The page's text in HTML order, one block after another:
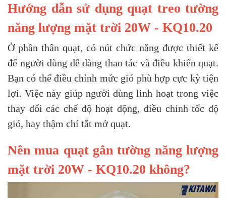
Hướng dẫn sử dụng quạt treo tường
năng lượng mặt trời 20W - KQ10.20
Ở phần thân quạt, có nút chức năng được thiết kế
để người dùng dễ dàng thao tác và điều khiển quạt.
Bạn có thể điều chỉnh mức gió phù hợp cực kỳ tiện
lợi.Việc này giúp người dùng linh hoạt trong việc
thay đổi các chế độ hoạt động, điều chỉnh tốc độ
gió, hay thậm chí tắt mở quạt.
Nên mua quạt gắn tường năng lượng
mặt trời 20W - KQ10.20 không?